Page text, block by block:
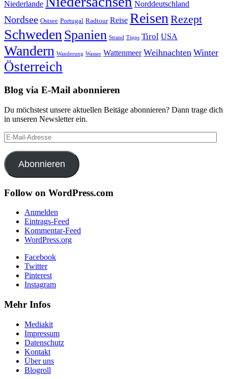
Niederlande Norddeutschland
Nordsee Ostsee Portugal Radtour Reise ReisenRezept
SchwedenSpanien Strand Tipps Tirol USA
Wandern Wanderung Wasser Wattenmeer Weihnachten Winter
Österreich
Blog via E-Mail abonnieren
Du möchstest unsere aktuellen Beitäge abonnieren? Dann trage dich
in unseren Newsletter ein.
E-
Mail-
Adresse
Abonnieren
Follow on WordPress.com
Anmelden
Eintrags-Feed
Kommentar-Feed
WordPress.org
Facebook
Twitter
Pinterest
Instagram
Mehr Infos
Mediakit
Impressum
Datenschutz
Kontakt
Über uns
Blogroll